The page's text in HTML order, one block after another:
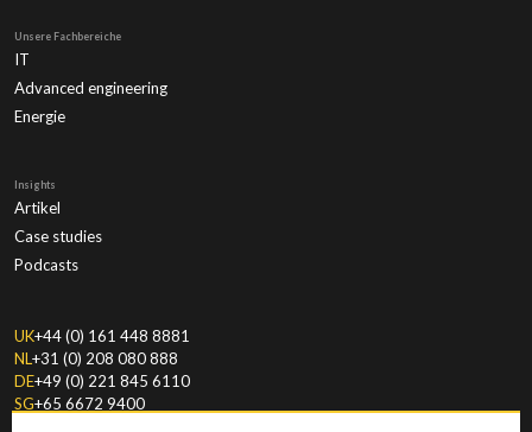
Unsere Fachbereiche
IT
Advanced engineering
Energie
Insights
Artikel
Case studies
Podcasts
UK+44 (0) 161 448 8881
NL+31 (0) 208 080 888
DE+49 (0) 221 845 6110
SG+65 6672 9400